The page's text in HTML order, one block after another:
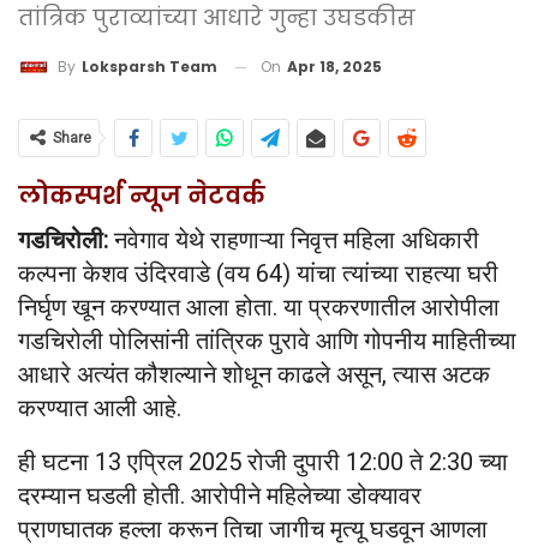
तांत्रिक पुराव्यांच्या आधारे गुन्हा उघडकीस
By Loksparsh Team On Apr 18, 2025
Share
लोकस्पर्श न्यूज नेटवर्क
गडचिरोली:नवेगाव येथे राहणाऱ्या निवृत्त महिला अधिकारी
कल्पना केशव उंदिरवाडे (वय 64) यांचा त्यांच्या राहत्या घरी
निर्घृण खून करण्यात आला होता. या प्रकरणातील आरोपीला
गडचिरोली पोलिसांनी तांत्रिक पुरावे आणि गोपनीय माहितीच्या
आधारे अत्यंत कौशल्याने शोधून काढले असून, त्यास अटक
करण्यात आली आहे.
ही घटना 13 एप्रिल 2025 रोजी दुपारी 12:00 ते 2:30 च्या
दरम्यान घडली होती. आरोपीने महिलेच्या डोक्यावर
प्राणघातक हल्ला करून तिचा जागीच मृत्यू घडवून आणला